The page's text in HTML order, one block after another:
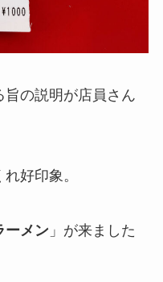
の説明が店員さん
好印象。
ーメン」が来ました